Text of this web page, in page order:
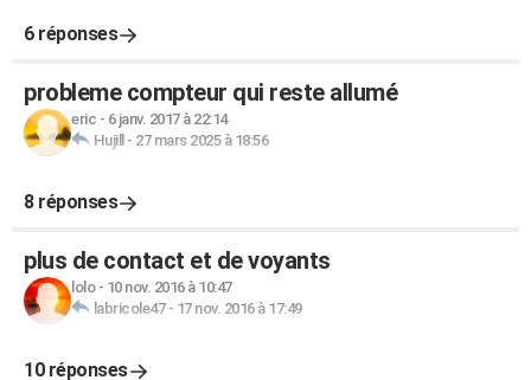
6 réponses
probleme compteur qui reste allumé
eric - 6 janv. 2017 à 22:14
Hujill - 27 mars 2025 à 18:56
8 réponses
plus de contact et de voyants
lolo- 10 nov. 2016 à 10:47
labricole47- 17 nov. 2016 à 17:49
10 réponses